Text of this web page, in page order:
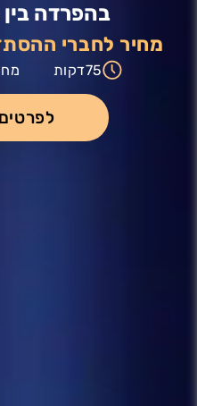
בהפרדה
מחיר לחברי
75דקות